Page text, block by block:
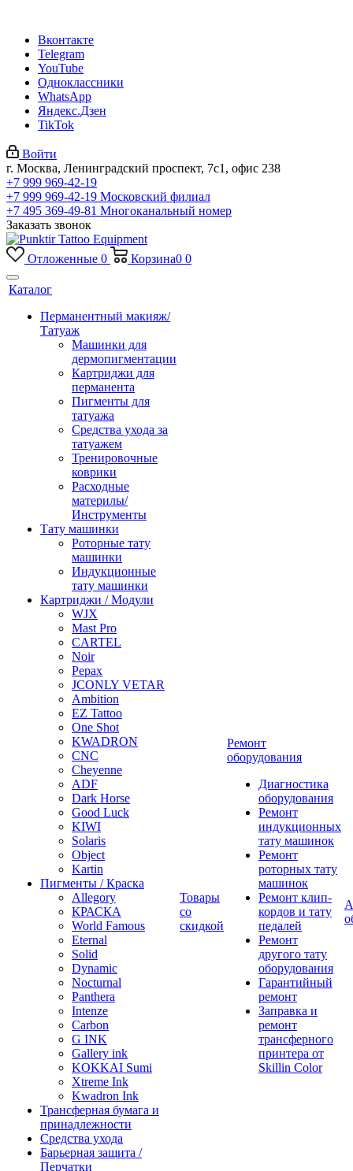
Вконтакте
Telegram
YouTube
Одноклассники
WhatsApp
Яндекс.Дзен
TikTok
Войти
г. Москва, Ленинградский проспект, 7с1, офис 238
+7 999 969-42-19
+7 999 969-42-19 Московский филиал
+7 495 369-49-81 Многоканальный номер
Заказать звонок
Отложенные 0 Корзина0 0
Каталог
Перманентный макияж/
Татуаж
Машинки для
дермопигментации
Картриджи для
перманента
Пигменты для
татуажа
Средства ухода за
татуажем
Тренировочные
коврики
Расходные
материлы/
Инструменты
Тату машинки
Роторные тату
машинки
Индукционные
тату машинки
Картриджи / Модули
WJX
Mast Pro
CARTEL
Noir
Pepax
JCONLY VETAR
Ambition
EZ Tattoo
One Shot
KWADRON
CNC
Cheyenne
ADF
Dark Horse
Good Luck
KIWI
Solaris
Object
Kartin
Пигменты / Краска
Allegory
КРАСКА
World Famous
Eternal
Solid
Dynamic
Nocturnal
Panthera
Intenze
Carbon
G INK
Gallery ink
KOKKAI Sumi
Xtreme Ink
Kwadron Ink
Трансферная бумага и
принадлежности
Средства ухода
Барьерная защита /
Перчатки
Товары
со
скидкой
Ремонт
оборудования
Диагностика
оборудования
Ремонт
индукционных
тату машинок
Ремонт
роторных тату
машинок
Ремонт клип-
кордов и тату
педалей
Ремонт
другого тату
оборудования
Гарантийный
ремонт
Заправка и
ремонт
трансферного
принтера от
Skillin Color